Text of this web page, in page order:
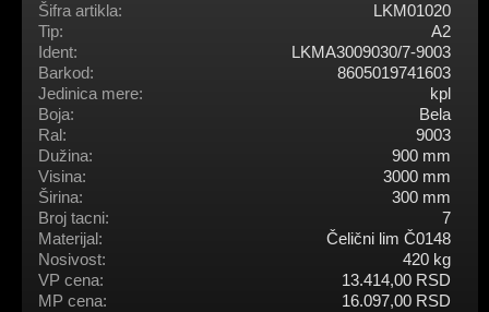
Šifra artikla:
LKM01020
Tip:
A2
Ident:
LKMA3009030/7-9003
Barkod:
8605019741603
Jedinica mere:
kpl
Boja:
Bela
Ral:
9003
Dužina:
900 mm
Visina:
3000 mm
Širina:
300 mm
Broj tacni:
7
Materijal:
Čelični lim Č0148
Nosivost:
420 kg
VP cena:
13.414,00 RSD
MP cena:
16.097,00 RSD